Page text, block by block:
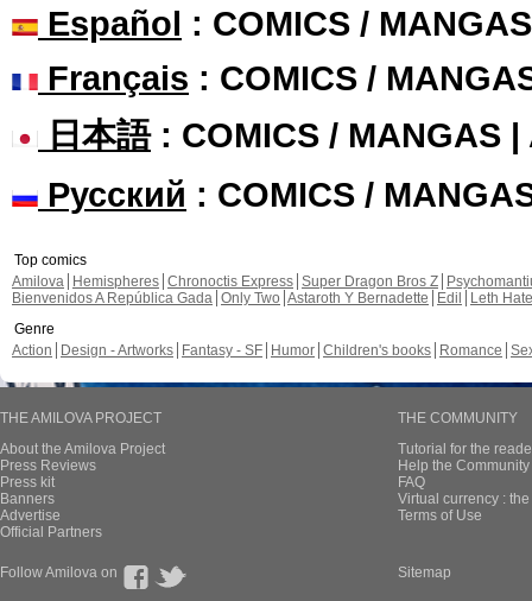
Español : COMICS /
Français : COMICS /
日本語: COMICS / MANGAS |
Русский : COMICS /
Top comics
Amilova
Hemispheres Chronoctis Express Super Dragon Bros Z
Bienvenidos A República Gada Only Two Astaroth Y Bernadette Edil
Leth Hate
Genre
Action
Design - Artworks Fantasy - SF Humor Children's books Romance
THE AMILOVA PROJECT
About the Amilova Project
Press Reviews
Press kit
Banners
Advertise
Official Partners
THE COMMUNITY
Tutorial for the
Help the
FAQ
Virtual currency :
Terms of Use
Follow Amilova on Sitemap